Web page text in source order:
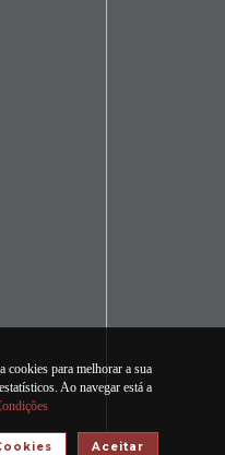
cookies para melhorar a sua
Ao navegar está a
Aceitar